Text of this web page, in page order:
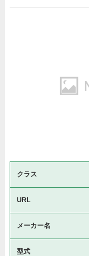
クラス
URL
メーカー名
型式